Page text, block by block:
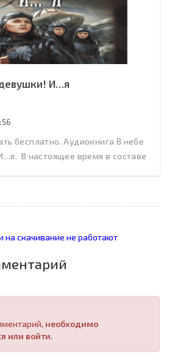
И…я
бесплатно. Аудиокнига В небе
В настоящее время в составе
на скачивание не работают
необходимо
или войти.